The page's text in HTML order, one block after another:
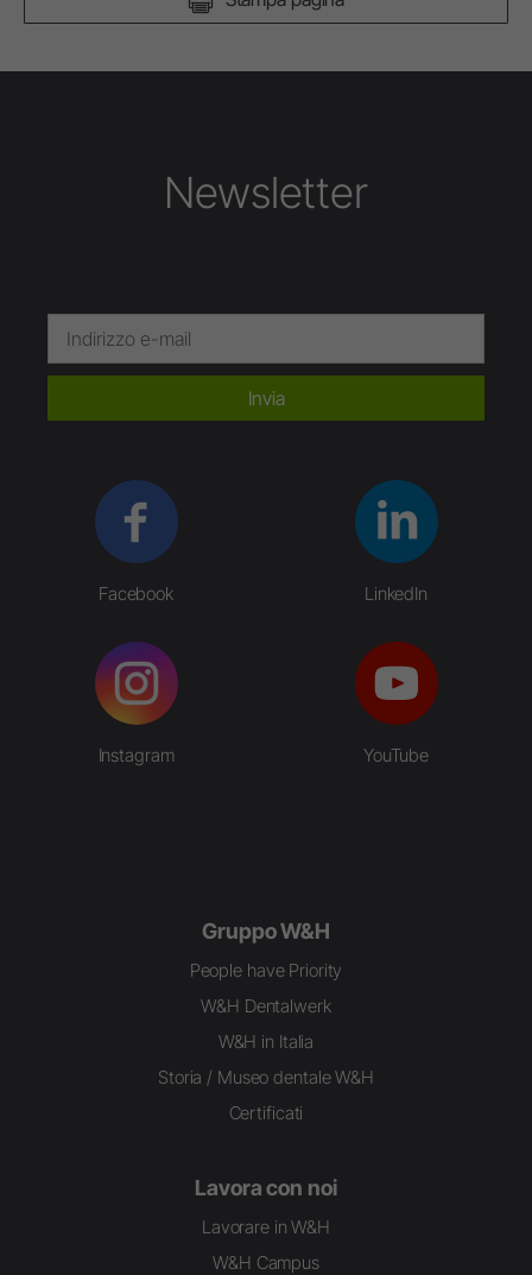
Newsletter
Invia
Facebook LinkedIn
Instagram YouTube
Gruppo W&H
People have Priority
W&H Dentalwerk
W&H in Italia
Storia / Museo dentale W&H
Certificati
Lavora con noi
Lavorare in W&H
W&H Campus